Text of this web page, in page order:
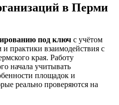
в Перми
под ключ с учётом
практики взаимодействия с
края. Работу
начала учитывать
площадок и
реально проверяются на